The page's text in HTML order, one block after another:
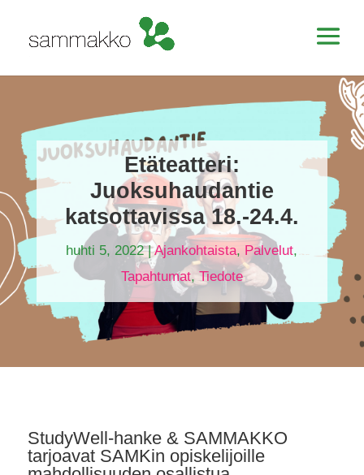
Etäteatteri:
Juoksuhaudantie
katsottavissa 18.-24.4.
huhti 5, 2022|Ajankohtaista, Palvelut,
Tapahtumat,Tiedote
StudyWell-hanke & SAMMAKKO
tarjoavat SAMKin opiskelijoille